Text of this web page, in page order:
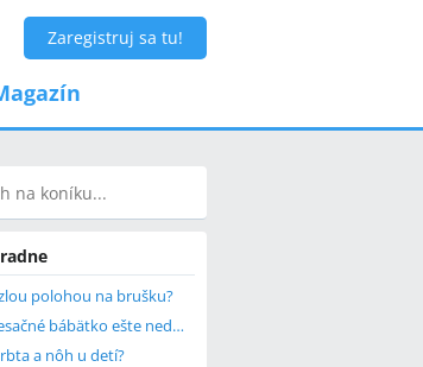
Zaregistruj sa tu!
polohou na brušku?
Je v poriadku, že sa 6-mesačné bábätko ešte nedvíha na dlane?
a nôh u detí?